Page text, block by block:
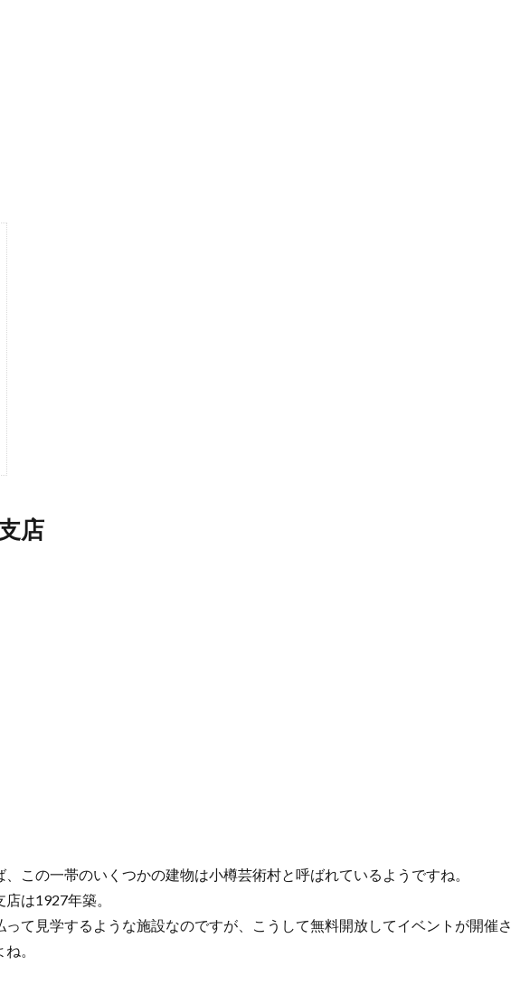
店
この一帯のいくつかの建物は小樽芸術村と呼ばれているようですね。
は1927年築。
て見学するような施設なのですが、こうして無料開放してイベントが開催さ
。